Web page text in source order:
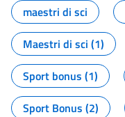
maestri di sci
Maestri di sci (1)
Sport bonus (1)
Sport Bonus (2)